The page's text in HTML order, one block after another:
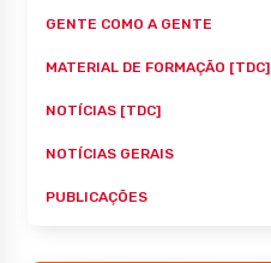
GENTE COMO A GENTE
MATERIAL DE FORMAÇÃO [TDC]
NOTÍCIAS [TDC]
NOTÍCIAS GERAIS
PUBLICAÇÕES